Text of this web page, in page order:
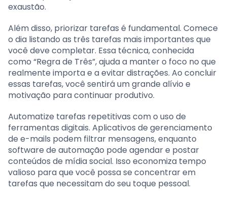
exaustão.
Além disso, priorizar tarefas é fundamental. Comece
o dia listando as três tarefas mais importantes que
você deve completar. Essa técnica, conhecida
como “Regra de Três”, ajuda a manter o foco no que
realmente importa e a evitar distrações. Ao concluir
essas tarefas, você sentirá um grande alívio e
motivação para continuar produtivo.
Automatize tarefas repetitivas com o uso de
ferramentas digitais. Aplicativos de gerenciamento
de e-mails podem filtrar mensagens, enquanto
software de automação pode agendar e postar
conteúdos de mídia social. Isso economiza tempo
valioso para que você possa se concentrar em
tarefas que necessitam do seu toque pessoal.